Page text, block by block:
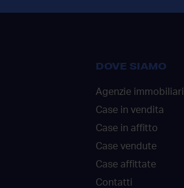
DOVE SIAMO
Agenzie immobiliari
Case in vendita
Case in affitto
Case vendute
Case affittate
Contatti